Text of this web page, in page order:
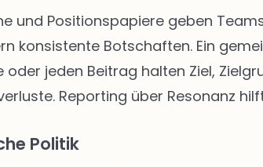
und Positionspapiere geben
konsistente Botschaften. Ein
oder jeden Beitrag halten Ziel,
Reporting über Resonanz
Politik